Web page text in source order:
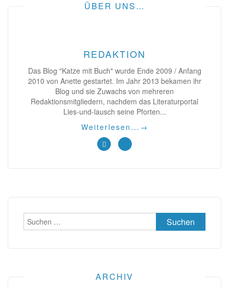
ÜBER UNS…
REDAKTION
Das Blog "Katze mit Buch" wurde Ende 2009 / Anfang
2010 von Anette gestartet. Im Jahr 2013 bekamen ihr
Blog und sie Zuwachs von mehreren
Redaktionsmitgliedern, nachdem das Literaturportal
Lies-und-lausch seine Pforten...
Weiterlesen... →
Suchen
nach:
ARCHIV